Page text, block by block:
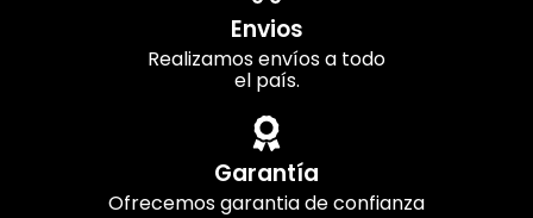
Envios
Realizamos envíos a todo
el país.
Garantía
Ofrecemos garantia de confianza